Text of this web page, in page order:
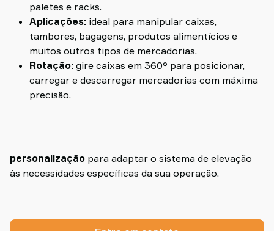
paletes e racks.
Aplicações: ideal para manipular caixas,
tambores, bagagens, produtos alimentícios e
muitos outros tipos de mercadorias.
Rotação: gire caixas em 360° para posicionar,
carregar e descarregar mercadorias com máxima
precisão.
personalização para adaptar o sistema de elevação
às necessidades específicas da sua operação.